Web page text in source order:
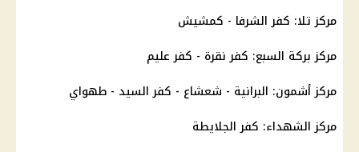
مركز تلا: كفر الشرفا - كمشيش
مركز بركة السبع: كفر نقرة - كفر عليم
مركز أشمون: البرانية - شعشاع - كفر السيد - طهواي
مركز الشهداء: كفر الجلايطة